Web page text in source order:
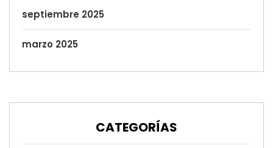
septiembre 2025
marzo 2025
CATEGORÍAS